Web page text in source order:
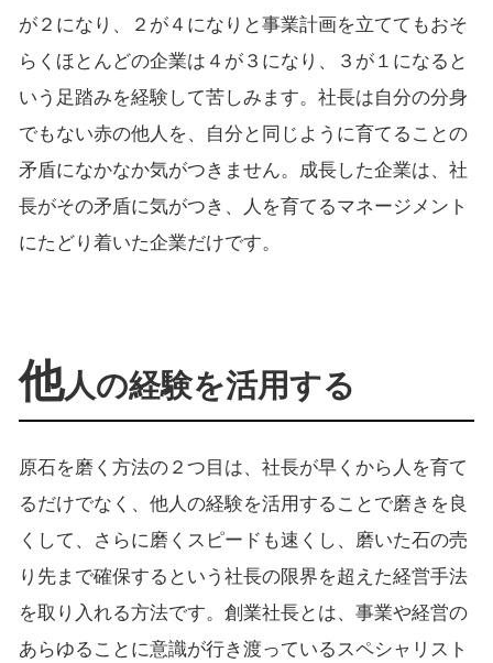
が２になり、２が４になりと事業計画を立ててもおそ
らくほとんどの企業は４が３になり、３が１になると
いう足踏みを経験して苦しみます。社長は自分の分身
でもない赤の他人を、自分と同じように育てることの
矛盾になかなか気がつきません。成長した企業は、社
長がその矛盾に気がつき、人を育てるマネージメント
にたどり着いた企業だけです。
他人の経験を活用する
原石を磨く方法の２つ目は、社長が早くから人を育て
るだけでなく、他人の経験を活用することで磨きを良
くして、さらに磨くスピードも速くし、磨いた石の売
り先まで確保するという社長の限界を超えた経営手法
を取り入れる方法です。創業社長とは、事業や経営の
あらゆることに意識が行き渡っているスペシャリスト